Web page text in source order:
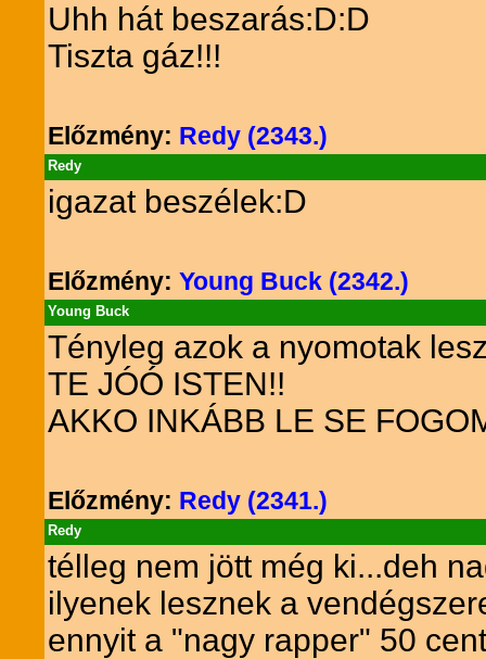
Uhh hát beszarás:D:D
Tiszta gáz!!!
Előzmény: Redy (2343.)
Redy
igazat beszélek:D
Előzmény: Young Buck (2342.)
Young Buck
Tényleg azok a nyomotak
TE JÓÓ ISTEN!!
AKKO INKÁBB LE SE
Előzmény: Redy (2341.)
Redy
télleg nem jött még ki...deh
ilyenek lesznek a
ennyit a "nagy rapper" 50